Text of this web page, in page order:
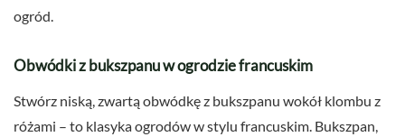
ogród.
Obwódki z bukszpanu w ogrodzie francuskim
Stwórz niską, zwartą obwódkę z bukszpanu wokół klombu z
różami – to klasyka ogrodów w stylu francuskim. Bukszpan,